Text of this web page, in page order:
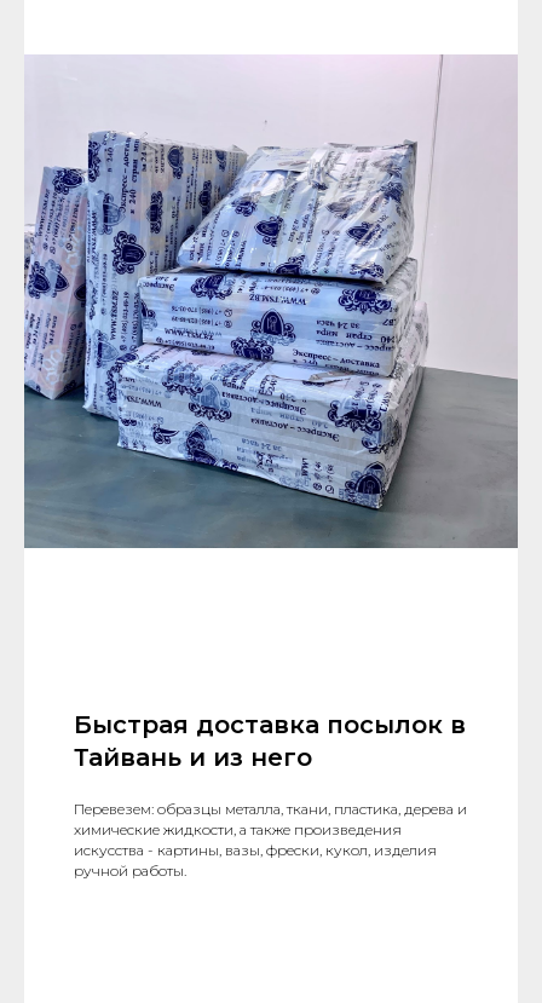
Быстрая доставка посылок в
Тайвань и из него
Перевезем: образцы металла, ткани, пластика, дерева и
химические жидкости, а также произведения
искусства - картины, вазы, фрески, кукол, изделия
ручной работы.